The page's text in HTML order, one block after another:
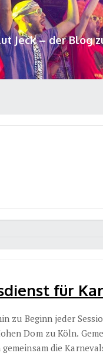
Jeck – der Blog
für
zu Beginn jeder
Dom zu Köln.
die